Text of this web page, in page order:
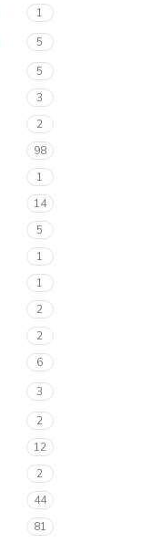
1
5
5
3
2
98
1
14
5
1
1
2
2
6
3
2
12
2
44
81